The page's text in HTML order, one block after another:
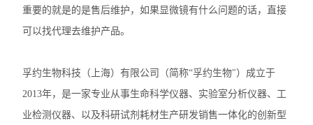
Nikon尼康LV100N POL生物显微镜
Nikon尼康SMZ1270体视显微镜
重要的就是的是售后维护，如果显微镜有什么问题的话，直接
可以找代理去维护产品。
孚约生物科技（上海）有限公司（简称“孚约生物"）成立于
2013年，是一家专业从事生命科学仪器、实验室分析仪器、工
业检测仪器、以及科研试剂耗材生产研发销售一体化的创新型